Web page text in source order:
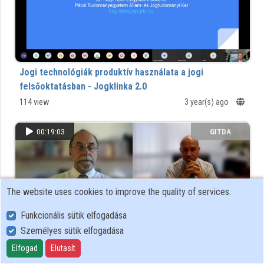
Contributors
Jogi technológiák produktív használata a jogi
felsőoktatásban - Jogklinka 2.0
114 view 3 year(s) ago
00:19:03 GITDA
The website uses cookies to improve the quality of services.
Funkcionális sütik elfogadása
Személyes sütik elfogadása
Elfogad Elutasít